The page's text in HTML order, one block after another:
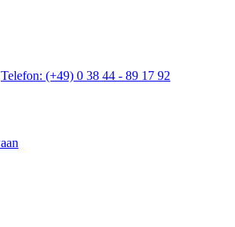
Telefon: (+49) 0 38 44 - 89 17 92